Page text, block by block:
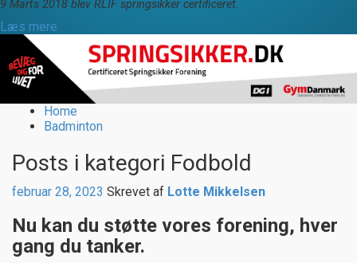
9 Marts 2018 blev RLIF springsikker certificeret.
Læs mere
Home
Badminton
Posts i kategori Fodbold
februar 28, 2023 Skrevet af Lotte Mikkelsen
Nu kan du støtte vores forening, hver
gang du tanker.